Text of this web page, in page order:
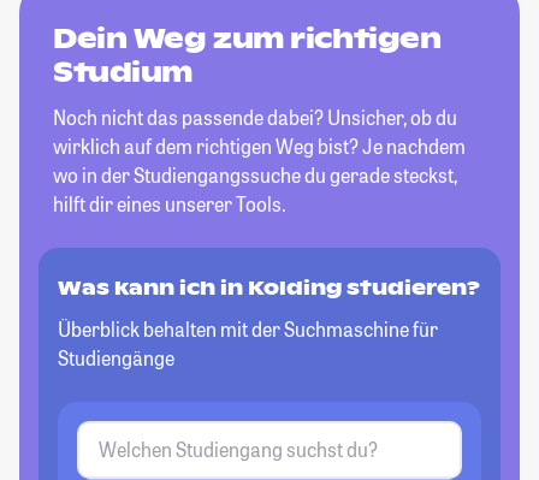
Dein Weg zum richtigen
Studium
Noch nicht das passende dabei? Unsicher, ob du
wirklich auf dem richtigen Weg bist? Je nachdem
wo in der Studiengangssuche du gerade steckst,
hilft dir eines unserer Tools.
Was kann ich in Kolding studieren?
Überblick behalten mit der Suchmaschine für
Studiengänge